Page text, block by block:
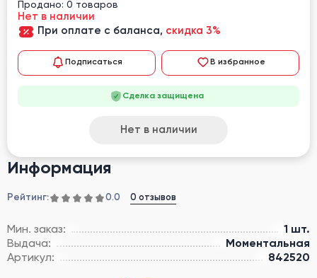
Информация
Рейтинг: 0.0 0 отзывов
Мин. заказ:
1 шт.
Выдача:
Моментальная
Артикул:
842520
Продано: 0 товаров
Нет в наличии
При оплате с баланса, скидка 3%
Подписаться В избранное
Сделка защищена
Нет в наличии